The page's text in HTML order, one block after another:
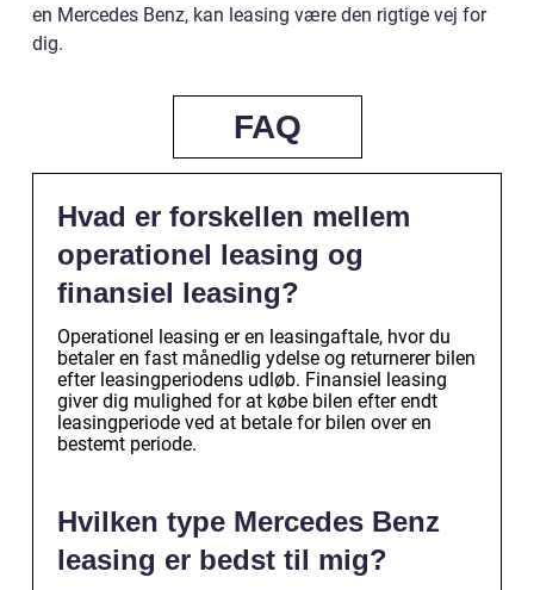
en Mercedes Benz, kan leasing være den rigtige vej for
dig.
FAQ
Hvad er forskellen mellem
operationel leasing og
finansiel leasing?
Operationel leasing er en leasingaftale, hvor du
betaler en fast månedlig ydelse og returnerer bilen
efter leasingperiodens udløb. Finansiel leasing
giver dig mulighed for at købe bilen efter endt
leasingperiode ved at betale for bilen over en
bestemt periode.
Hvilken type Mercedes Benz
leasing er bedst til mig?